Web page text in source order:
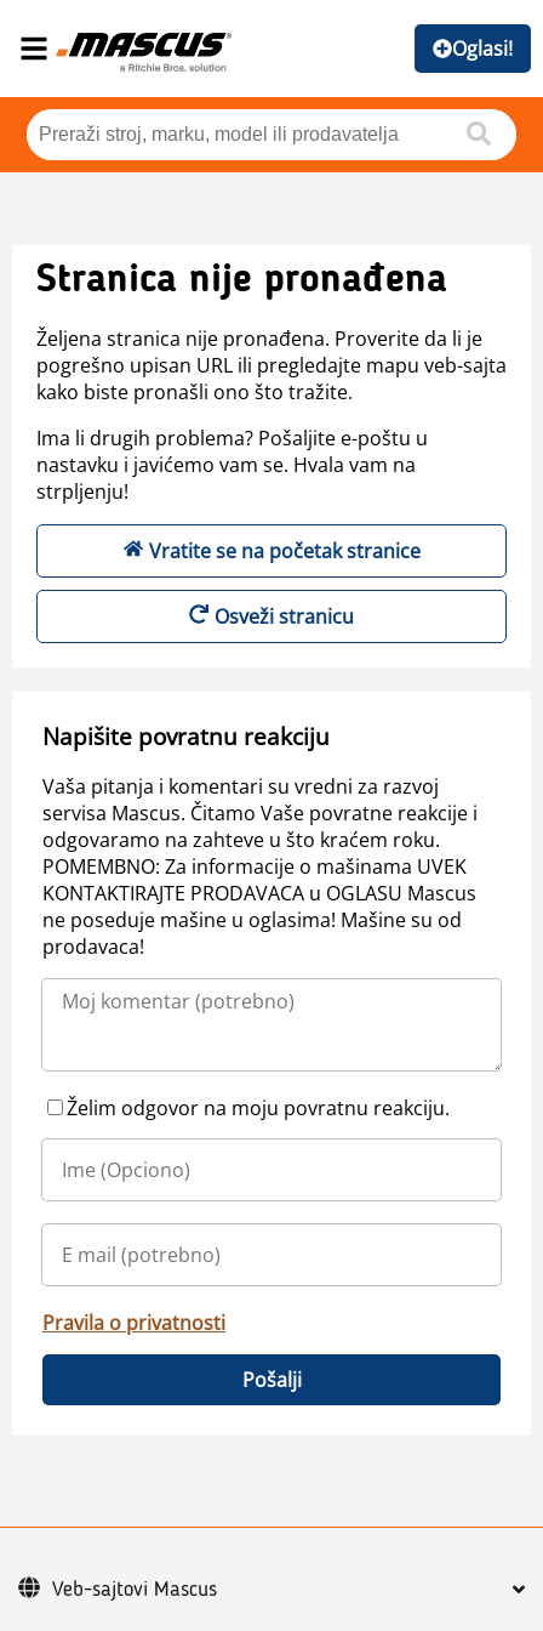
Oglasi!
Stranica nije pronađena
Željena stranica nije pronađena. Proverite da li je
pogrešno upisan URL ili pregledajte mapu veb-sajta
kako biste pronašli ono što tražite.
Ima li drugih problema? Pošaljite e-poštu u
nastavku i javićemo vam se. Hvala vam na
strpljenju!
Vratite se na početak stranice
Osveži stranicu
Napišite povratnu reakciju
Vaša pitanja i komentari su vredni za razvoj
servisa Mascus. Čitamo Vaše povratne reakcije i
odgovaramo na zahteve u što kraćem roku.
POMEMBNO: Za informacije o mašinama UVEK
KONTAKTIRAJTE PRODAVACA u OGLASU Mascus
ne poseduje mašine u oglasima! Mašine su od
prodavaca!
Želim odgovor na moju povratnu reakciju.
Pravila o privatnosti
Pošalji
Veb-sajtovi Mascus